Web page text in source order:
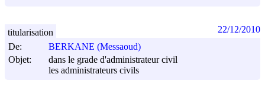
De:
BERKANE (Messaoud)
Objet:
dans le grade d'administrateur civil
les administrateurs civils
titularisation 22/12/2010